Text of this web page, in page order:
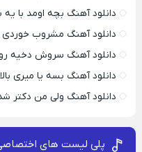
دانلود آهنگ بچه اومد با
دانلود آهنگ مشروب
دانلود آهنگ سروش دخیه
دانلود آهنگ بسه یا میری
دانلود آهنگ ولی من دکتر
پلی لیست های